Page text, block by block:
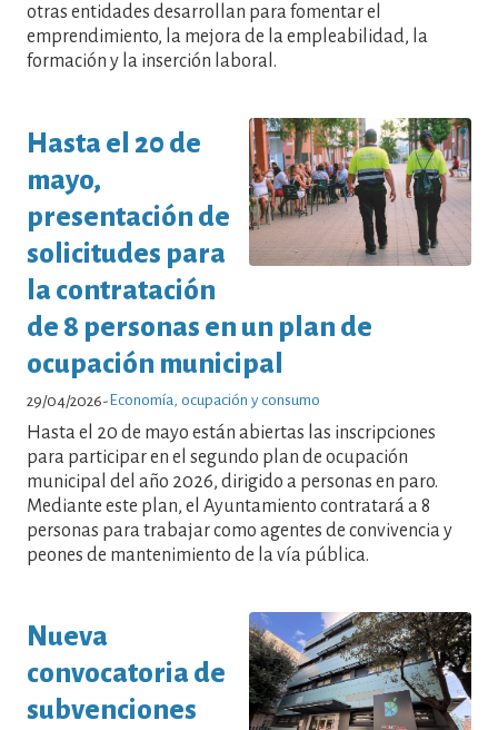
otras entidades desarrollan para fomentar el
emprendimiento, la mejora de la empleabilidad, la
formación y la inserción laboral.
Hasta el 20 de
mayo,
presentación de
solicitudes para
la contratación
de 8 personas en un plan de
ocupación municipal
29/04/2026-Economía, ocupación y consumo
Hasta el 20 de mayo están abiertas las inscripciones
para participar en el segundo plan de ocupación
municipal del año 2026, dirigido a personas en paro.
Mediante este plan, el Ayuntamiento contratará a 8
personas para trabajar como agentes de convivencia y
peones de mantenimiento de la vía pública.
Nueva
convocatoria de
subvenciones